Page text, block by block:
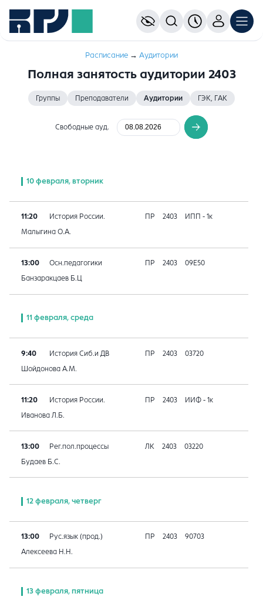
Расписание → Аудитории
Полная занятость аудитории 2403
Группы Преподаватели Аудитории ГЭК, ГАК
Свободные ауд.
10 февраля, вторник
11:20 История России. ПР 2403 ИПП - 1к
Малыгина О.А.
13:00 Осн.педагогики ПР 2403 09E50
Банзаракцаев Б.Ц
11 февраля, среда
9:40 История Сиб.и ДВ ПР 2403 03720
Шойдонова А.М.
11:20 История России. ПР 2403 ИИФ - 1к
Иванова Л.Б.
13:00 Рег.пол.процессы ЛК 2403 03220
Будаев Б.С.
12 февраля, четверг
13:00 Рус.язык (прод.) ПР 2403 90703
Алексеева Н.Н.
13 февраля, пятница